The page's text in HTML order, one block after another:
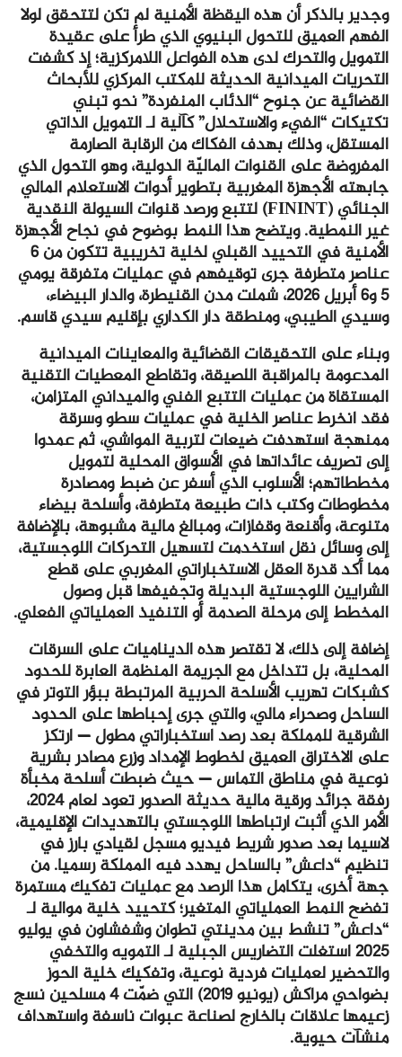
وجدير بالذكر أن هذه اليقظة الأمنية لم تكن لتتحقق لولا
الفهم العميق للتحول البنيوي الذي طرأ على عقيدة
التمويل والتحرك لدى هذه الفواعل اللامركزية؛ إذ كشفت
التحريات الميدانية الحديثة للمكتب المركزي للأبحاث
القضائية عن جنوح “الذئاب المنفردة” نحو تبني
تكتيكات “الفيء والاستحلال” كآلية لـ التمويل الذاتي
المستقل، وذلك بهدف الفكاك من الرقابة الصارمة
المفروضة على القنوات الماليّة الدولية، وهو التحول الذي
جابهته الأجهزة المغربية بتطوير أدوات الاستعلام المالي
الجنائي (FININT) لتتبع ورصد قنوات السيولة النقدية
غير النمطية. ويتضح هذا النمط بوضوح في نجاح الأجهزة
الأمنية في التحييد القبلي لخلية تخريبية تتكون من 6
عناصر متطرفة جرى توقيفهم في عمليات متفرقة يومي
5 و6 أبريل 2026، شملت مدن القنيطرة، والدار البيضاء،
وسيدي الطيبي، ومنطقة دار الكداري بإقليم سيدي قاسم.
وبناء على التحقيقات القضائية والمعاينات الميدانية
المدعومة بالمراقبة اللصيقة، وتقاطع المعطيات التقنية
المستقاة من عمليات التتبع الفني والميداني المتزامن،
فقد انخرط عناصر الخلية في عمليات سطو وسرقة
ممنهجة استهدفت ضيعات لتربية المواشي، ثم عمدوا
إلى تصريف عائداتها في الأسواق المحلية لتمويل
مخططاتهم؛ الأسلوب الذي أسفر عن ضبط ومصادرة
مخطوطات وكتب ذات طبيعة متطرفة، وأسلحة بيضاء
متنوعة، وأقنعة وقفازات، ومبالغ مالية مشبوهة، بالإضافة
إلى وسائل نقل استخدمت لتسهيل التحركات اللوجستية،
مما أكد قدرة العقل الاستخباراتي المغربي على قطع
الشرايين اللوجستية البديلة وتجفيفها قبل وصول
المخطط إلى مرحلة الصدمة أو التنفيذ العملياتي الفعلي.
إضافة إلى ذلك، لا تقتصر هذه الديناميات على السرقات
المحلية، بل تتداخل مع الجريمة المنظمة العابرة للحدود
كشبكات تهريب الأسلحة الحربية المرتبطة ببؤر التوتر في
الساحل وصحراء مالي، والتي جرى إحباطها على الحدود
الشرقية للمملكة بعد رصد استخباراتي مطول — ارتكز
على الاختراق العميق لخطوط الإمداد وزرع مصادر بشرية
نوعية في مناطق التماس — حيث ضبطت أسلحة مخبأة
رفقة جرائد ورقية مالية حديثة الصدور تعود لعام 2024،
الأمر الذي أثبت ارتباطها اللوجستي بالتهديدات الإقليمية،
لاسيما بعد صدور شريط فيديو مسجل لقيادي بارز في
تنظيم “داعش” بالساحل يهدد فيه المملكة رسميا. من
جهة أخرى، يتكامل هذا الرصد مع عمليات تفكيك مستمرة
تفضح النمط العملياتي المتغير؛ كتحييد خلية موالية لـ
“داعش” تنشط بين مدينتي تطوان وشفشاون في يوليو
2025 استغلت التضاريس الجبلية لـ التمويه والتخفي
والتحضير لعمليات فردية نوعية، وتفكيك خلية الحوز
بضواحي مراكش (يونيو 2019) التي ضمّت 4 مسلحين نسج
زعيمها علاقات بالخارج لصناعة عبوات ناسفة واستهداف
منشآت حيوية.